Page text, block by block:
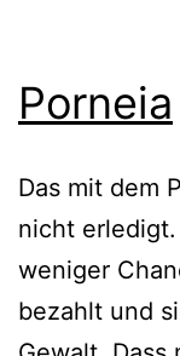
Porneia
Das mit dem
nicht
weniger
bezahlt und